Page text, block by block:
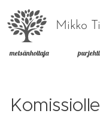
Mikko
metsänhoitaja purjehtiva